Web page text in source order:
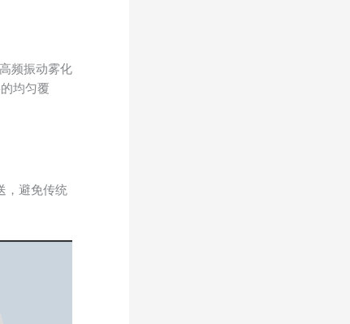
频振动雾化
均匀覆
，避免传统